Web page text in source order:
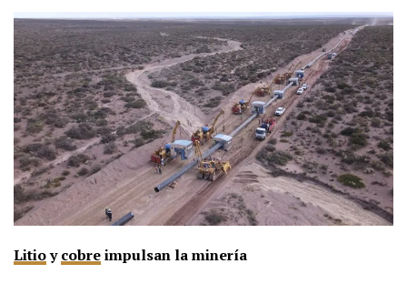
Litioycobreimpulsan la minería